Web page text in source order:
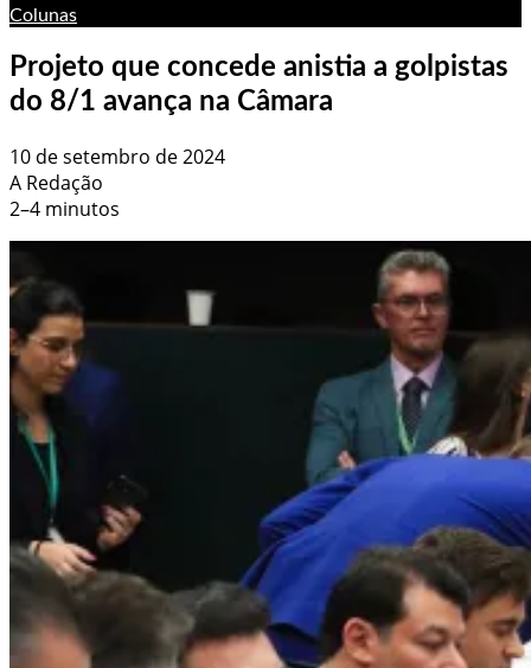
Colunas
Projeto que concede anistia a golpistas
do 8/1 avança na Câmara
10 de setembro de 2024
A Redação
2–4 minutos